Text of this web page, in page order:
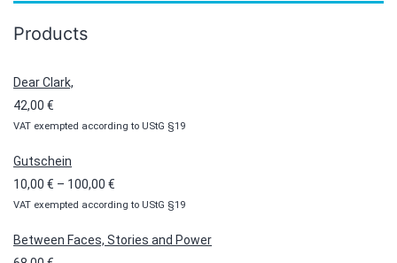
Products
Dear Clark,
42,00 €
VAT exempted according to UStG §19
Gutschein
10,00 € – 100,00 €
10,00 €
VAT exempted according to UStG §19
Between Faces, Stories and Power